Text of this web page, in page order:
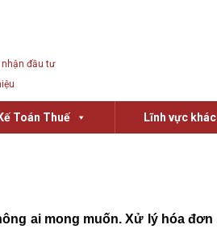
đầu tư
Kế Toán Thuế Lĩnh vực khác
ai mong muốn. Xử lý hóa đơn